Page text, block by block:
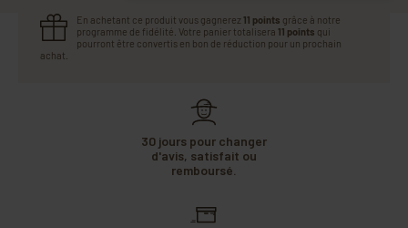
En achetant ce produit vous gagnerez 11 points grâce à notre
programme de fidélité. Votre panier totalisera 11 points qui
pourront être convertis en bon de réduction pour un prochain
achat.
30 jours pour changer
d'avis, satisfait ou
remboursé.